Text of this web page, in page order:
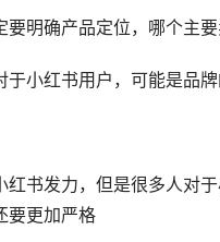
明确产品定位，哪个主
小红书用户，可能是品
书发力，但是很多人对
要更加严格